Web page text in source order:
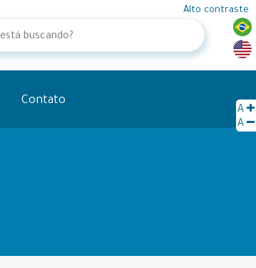
Alto contraste
A
A
Contato